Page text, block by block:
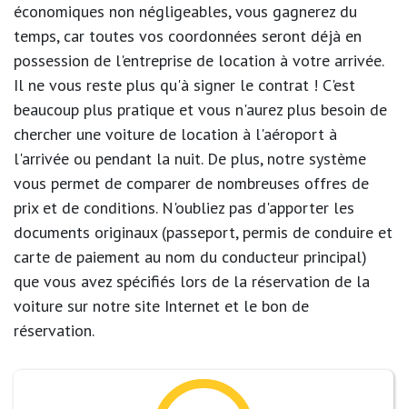
économiques non négligeables, vous gagnerez du
temps, car toutes vos coordonnées seront déjà en
possession de l'entreprise de location à votre arrivée.
Il ne vous reste plus qu'à signer le contrat ! C'est
beaucoup plus pratique et vous n'aurez plus besoin de
chercher une voiture de location à l'aéroport à
l'arrivée ou pendant la nuit. De plus, notre système
vous permet de comparer de nombreuses offres de
prix et de conditions. N'oubliez pas d'apporter les
documents originaux (passeport, permis de conduire et
carte de paiement au nom du conducteur principal)
que vous avez spécifiés lors de la réservation de la
voiture sur notre site Internet et le bon de
réservation.